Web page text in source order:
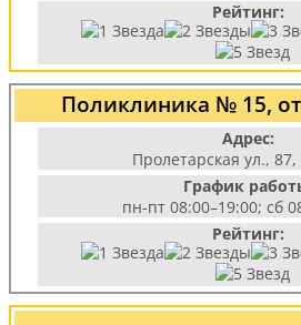
Рейтинг:
Поликлиника № 15,
Адрес:
Пролетарская ул.,
График
пн-пт 08:00–19:00; сб
Рейтинг: